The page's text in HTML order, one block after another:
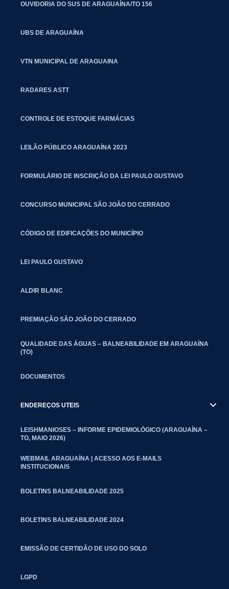
OUVIDORIA DO SUS DE ARAGUAÍNA/TO 156
UBS DE ARAGUAÍNA
VTN MUNICIPAL DE ARAGUAINA
RADARES ASTT
CONTROLE DE ESTOQUE FARMÁCIAS
LEILÃO PÚBLICO ARAGUAÍNA 2023
FORMULÁRIO DE INSCRIÇÃO DA LEI PAULO GUSTAVO
CONCURSO MUNICIPAL SÃO JOÃO DO CERRADO
CÓDIGO DE EDIFICAÇÕES DO MUNICÍPIO
LEI PAULO GUSTAVO
ALDIR BLANC
PREMIAÇÃO SÃO JOÃO DO CERRADO
QUALIDADE DAS ÁGUAS – BALNEABILIDADE EM ARAGUAÍNA
(TO)
DOCUMENTOS
ENDEREÇOS UTEIS
LEISHMANIOSES – INFORME EPIDEMIOLÓGICO (ARAGUAÍNA –
TO, MAIO 2026)
WEBMAIL ARAGUAÍNA | ACESSO AOS E-MAILS
INSTITUCIONAIS
BOLETINS BALNEABILIDADE 2025
BOLETINS BALNEABILIDADE 2024
EMISSÃO DE CERTIDÃO DE USO DO SOLO
LGPD